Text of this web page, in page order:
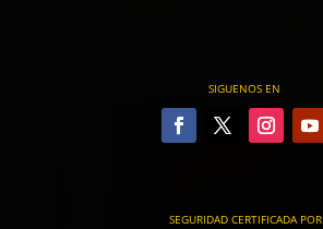
SIGUENOS EN
SEGURIDAD CERTIFICADA POR